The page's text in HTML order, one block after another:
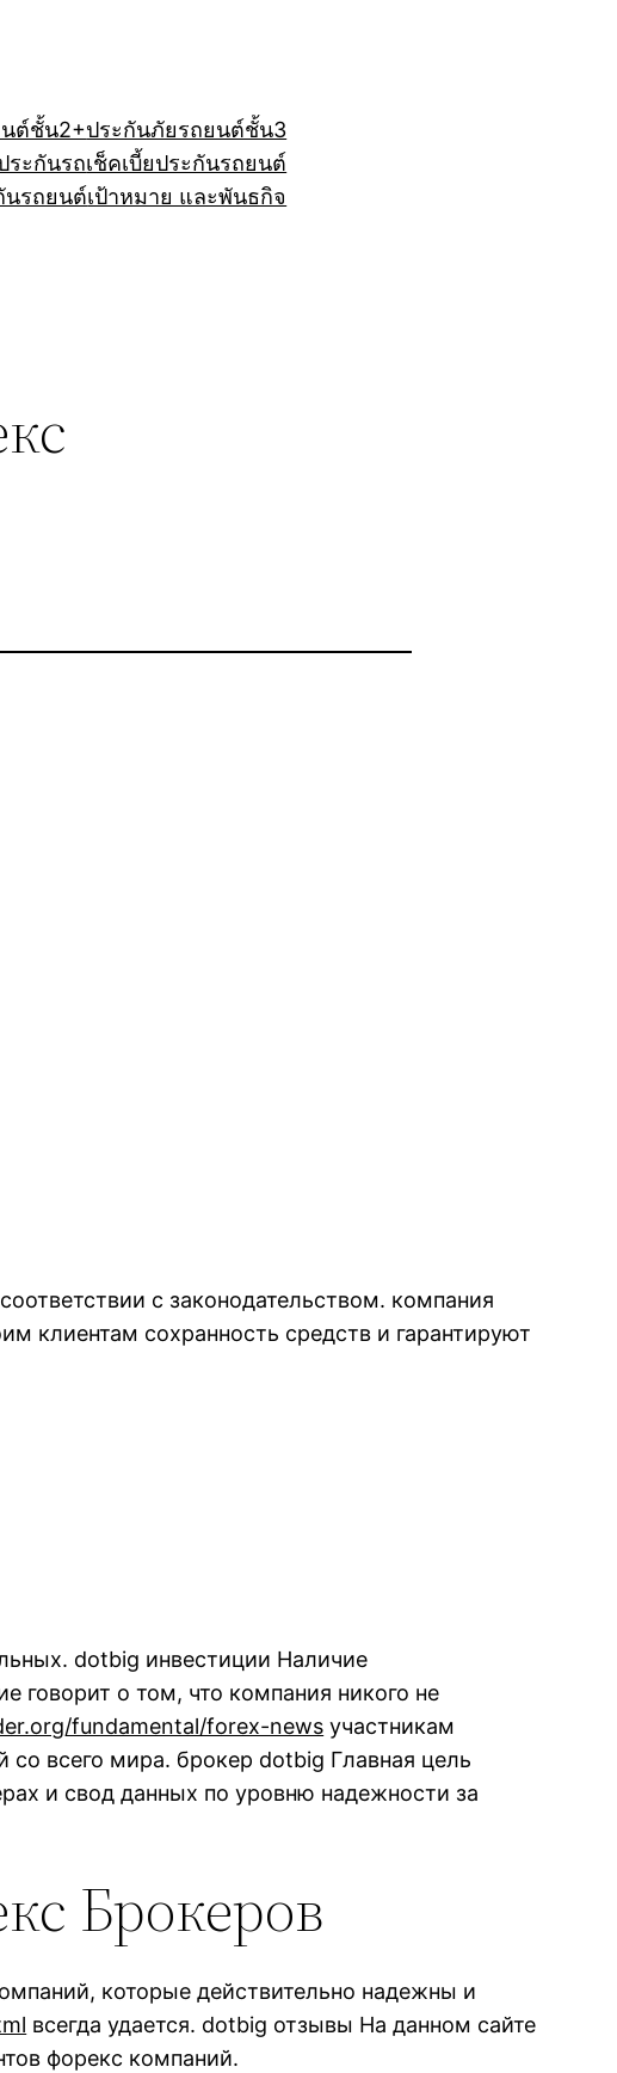
ต์ชั้น2+ประกันภัยรถยนต์ชั้น3
ระกันรถเช็คเบี้ยประกันรถยนต์
นรถยนต์เป้าหมาย และพันธกิจ
с законодательством. компания
клиентам сохранность средств и гарантируют
dotbig инвестиции Наличие
говорит о том, что компания никого не
fundamental/forex-news участникам
со всего мира. брокер dotbig Главная цель
и свод данных по уровню надежности за
Брокеров
которые действительно надежны и
всегда удается. dotbig отзывы На данном сайте
форекс компаний.